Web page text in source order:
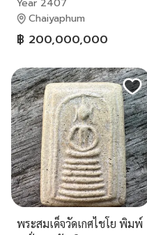
Year 2407
Chaiyaphum
฿ 200,000,000
พระสมเด็จวัดเกศไชโย พิมพ์